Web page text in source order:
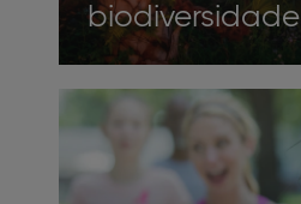
biodiversidade